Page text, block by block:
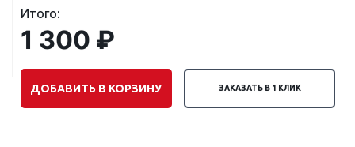
Итого:
1 300 ₽
ДОБАВИТЬ В КОРЗИНУ ЗАКАЗАТЬ В 1 КЛИК